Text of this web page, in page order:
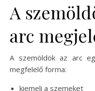
A
arc
A szemöldök az arc
megfelelő forma:
kiemeli a szemeket